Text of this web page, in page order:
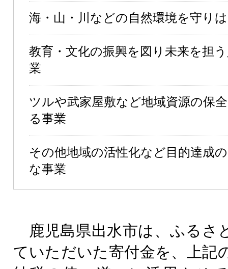
海・山・川などの自然環境を守り
教育・文化の振興を図り未来を担
業
ツルや武家屋敷など地域資源の保
る事業
その他地域の活性化など目的達成
な事業
鹿児島県出水市は、ふるさ
ていただいた寄付金を、上記